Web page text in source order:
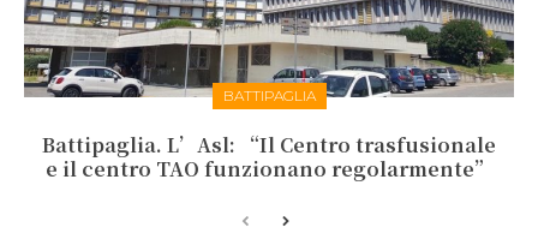
BATTIPAGLIA
Battipaglia. L’Asl: “Il Centro trasfusionale
e il centro TAO funzionano regolarmente”